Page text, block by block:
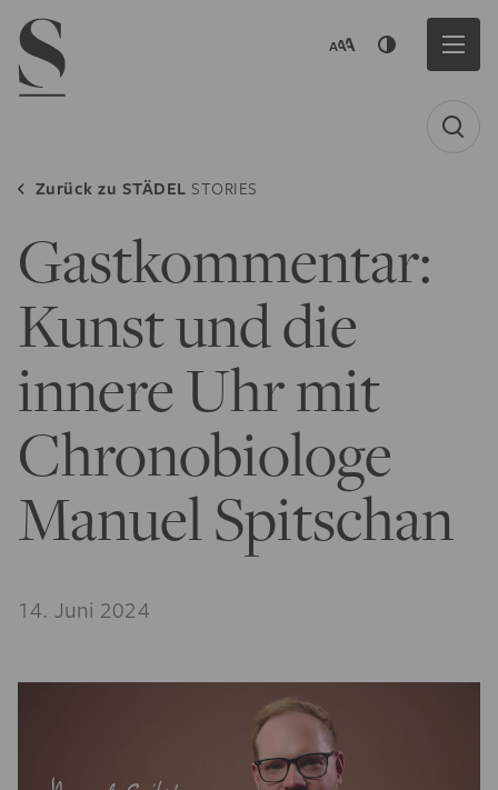
Navigation menu
Zurück zu STÄDEL STORIES
Gastkommentar:
Kunst und die
innere Uhr mit
Chronobiologe
Manuel Spitschan
14. Juni 2024